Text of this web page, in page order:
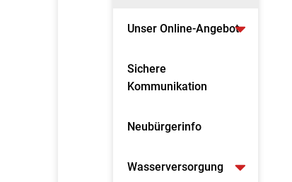
Unser Online-Angebot
Sichere
Kommunikation
Neubürgerinfo
Wasserversorgung